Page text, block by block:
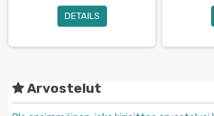
DETAILS
Arvostelut